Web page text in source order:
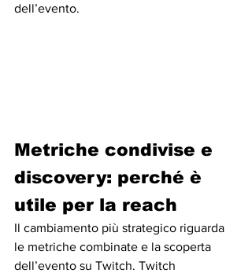
dell’evento.
Metriche condivise e
discovery: perché è
utile per la reach
Il cambiamento più strategico riguarda
le metriche combinate e la scoperta
dell’evento su Twitch. Twitch